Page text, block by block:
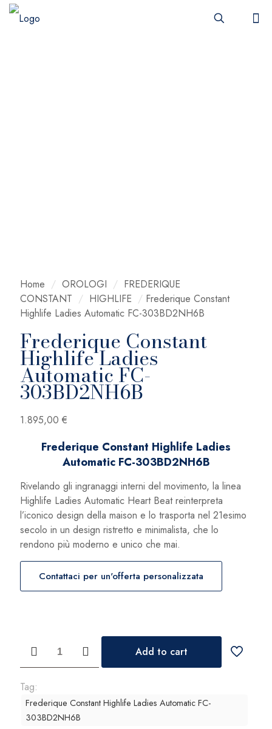
Home / OROLOGI / FREDERIQUE
CONSTANT / HIGHLIFE / Frederique Constant
Highlife Ladies Automatic FC-303BD2NH6B
Frederique Constant
Highlife Ladies
Automatic FC-
303BD2NH6B
1.895,00 €
Frederique Constant Highlife Ladies
Automatic FC-303BD2NH6B
Rivelando gli ingranaggi interni del movimento, la linea
Highlife Ladies Automatic Heart Beat reinterpreta
l’iconico design della maison e lo trasporta nel 21esimo
secolo in un design ristretto e minimalista, che lo
rendono più moderno e unico che mai.
Contattaci per un'offerta personalizzata
Constant
Highlife
Ladies
Automatic
FC-
Add to cart
Tag:
Frederique Constant Highlife Ladies Automatic FC-
303BD2NH6B